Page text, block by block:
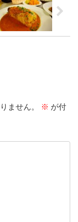
ません。 ※ が付